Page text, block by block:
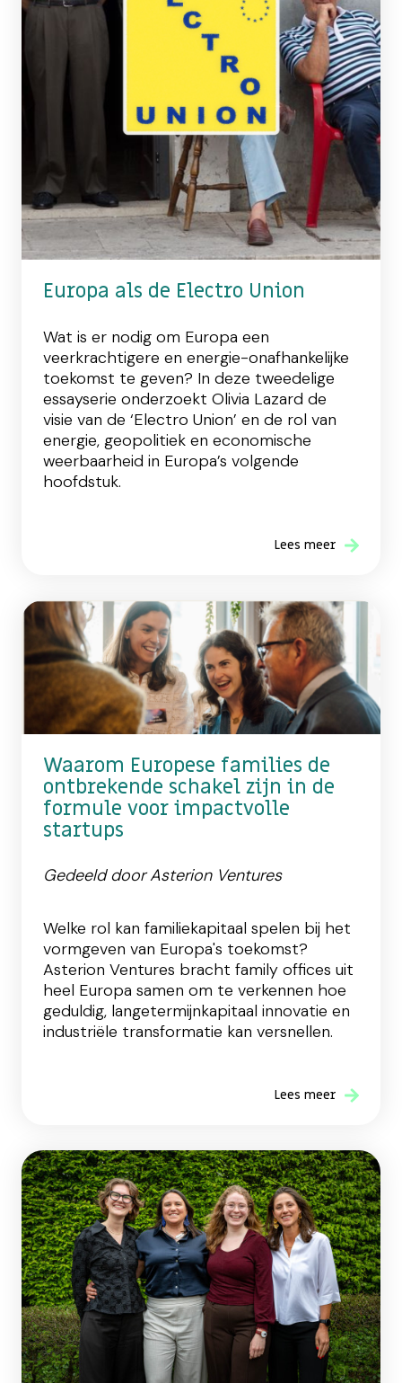
Europa als de Electro Union
Wat is er nodig om Europa een
veerkrachtigere en energie-onafhankelijke
toekomst te geven? In deze tweedelige
essayserie onderzoekt Olivia Lazard de
visie van de ‘Electro Union’ en de rol van
energie, geopolitiek en economische
weerbaarheid in Europa’s volgende
hoofdstuk.
Lees meer
Waarom Europese families de
ontbrekende schakel zijn in de
formule voor impactvolle
startups
Gedeeld door Asterion Ventures
Welke rol kan familiekapitaal spelen bij het
vormgeven van Europa's toekomst?
Asterion Ventures bracht family offices uit
heel Europa samen om te verkennen hoe
geduldig, langetermijnkapitaal innovatie en
industriële transformatie kan versnellen.
Lees meer